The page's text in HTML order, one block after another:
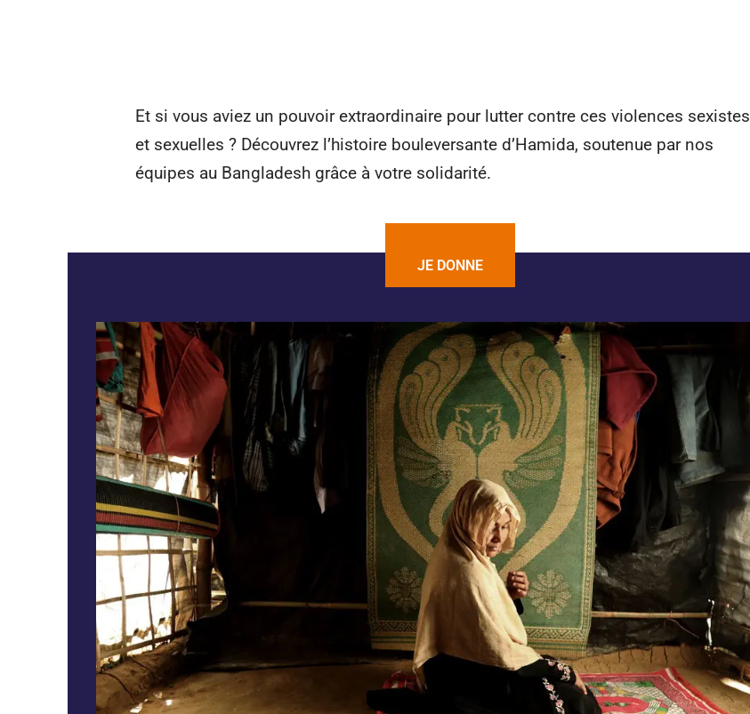
Et si vous aviez un pouvoir extraordinaire pour lutter contre ces violences sexistes
et sexuelles ? Découvrez l’histoire bouleversante d’Hamida, soutenue par nos
équipes au Bangladesh grâce à votre solidarité.
JE DONNE